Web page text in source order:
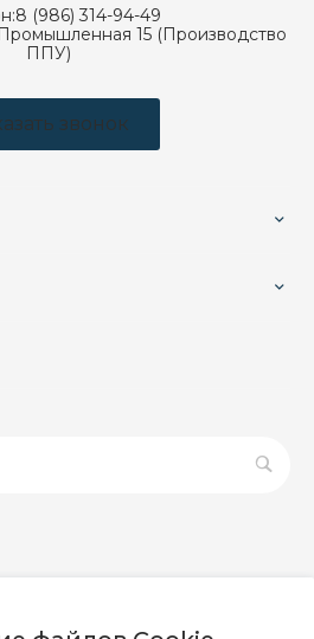
8 (986) 314-94-49
15 (Производство
ППУ)
звонок